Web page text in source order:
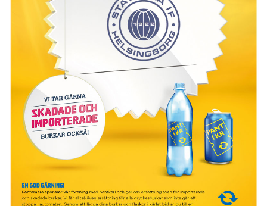
DOMARE, MATCHER.
FÖRENINGSSHOP
KONTAKT
STATTENA CUP
INTRESSEANMÄLAN SOM TRÄNARE/LEDARE
INTRESSEANMÄLAN MEDLEM/SPELARE